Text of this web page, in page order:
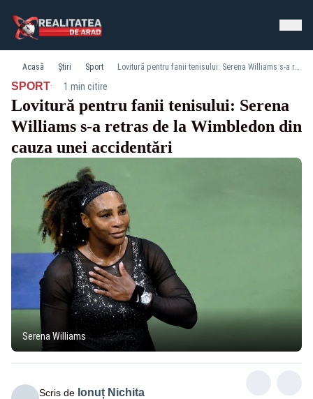
Acasă Știri Sport Lovitură pentru fanii tenisului: Serena Williams s-a retras de la Wimbledon din cauza unei accidentări
SPORT· 1 min citire
Lovitură pentru fanii tenisului: Serena
Williams s-a retras de la Wimbledon din
cauza unei accidentări
Serena Williams
Scris de Ionuț Nichita